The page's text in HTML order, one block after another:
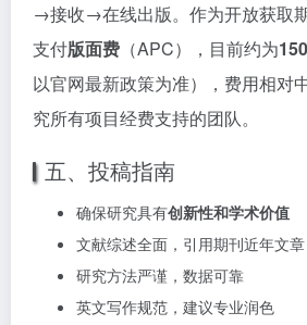
→接收→在线出版。作为开放获取
支付版面费 （APC），目前约为
以官网最新政策为准），费用相对
究所有项目经费支持的团队。
五、投稿指南
确保研究具有创新性和学术价值
文献综述全面，引用期刊近年文章
研究方法严谨，数据可靠
英文写作规范，建议专业润色